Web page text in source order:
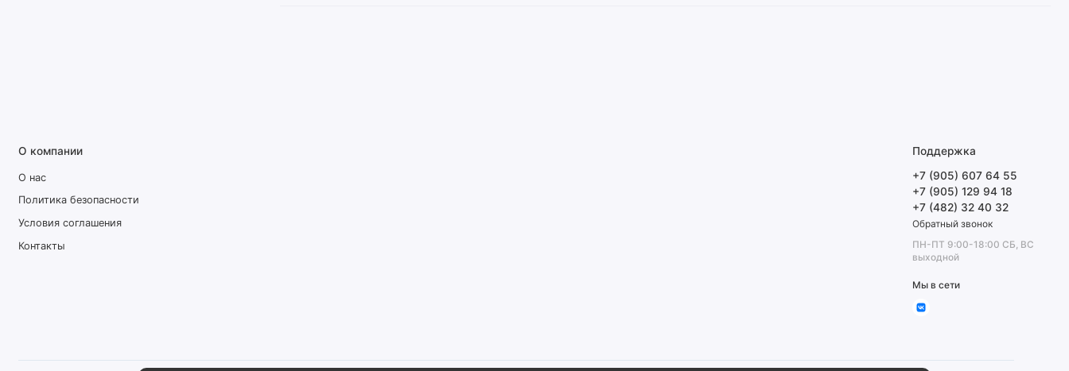
О компании
О нас
Политика безопасности
Условия соглашения
Контакты
Поддержка
+7 (905) 607 64 55
+7 (905) 129 94 18
+7 (482) 32 40 32
Обратный звонок
ПН-ПТ 9:00-18:00 СБ, ВС
выходной
Мы в сети